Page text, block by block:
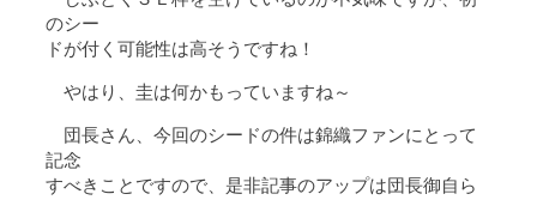
のシー
ドが付く可能性は高そうですね！
やはり、圭は何かもっていますね～
団長さん、今回のシードの件は錦織ファンにとって
記念
すべきことですので、是非記事のアップは団長御自ら